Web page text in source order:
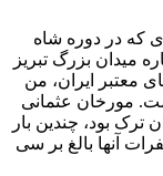
که در دوره شاه
میدان بزرگ تبریز
معتبر ایران، من
مورخان عثمانی
بود، چندین بار
آنها بالغ بر سی